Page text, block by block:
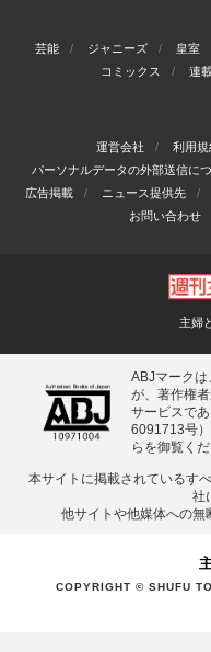
芸能 ジャニーズ 皇室
コミックス
連
運営会社 利用規
パーソナルデータの外部送信に
広告掲載
ニュース提供先
お問い合わせ
主婦
ABJマーク
が、著作権
サービスで
6091713号
らを御覧くだ
本サイトに掲載されているす
社
他サイトや他媒体への無
COPYRIGHT © SHUFU